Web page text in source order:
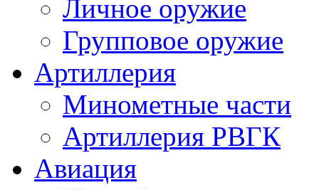
Личное оружие
Групповое оружие
Артиллерия
Минометные части
Артиллерия РВГК
Авиация